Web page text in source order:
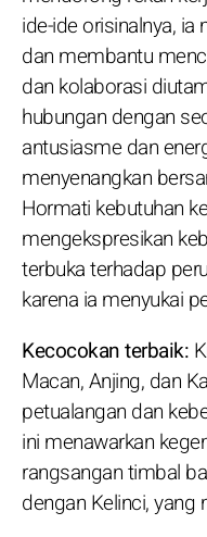
ide-ide orisinalnya,
dan membantu
dan kolaborasi
hubungan dengan
antusiasme dan
menyenangkan
Hormati kebutuhan
mengekspresikan
terbuka terhadap
karena ia menyukai
Kecocokan terbaik:
Macan, Anjing, dan
petualangan dan
ini menawarkan
rangsangan timbal
dengan Kelinci, yang